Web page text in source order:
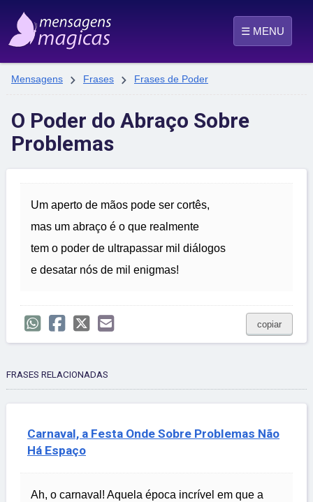
☰ MENU
Mensagens  Frases  Frases de Poder
O Poder do Abraço Sobre
Problemas
Um aperto de mãos pode ser cortês,
mas um abraço é o que realmente
tem o poder de ultrapassar mil diálogos
e desatar nós de mil enigmas!
copiar
FRASES RELACIONADAS
Carnaval, a Festa Onde Sobre Problemas Não
Há Espaço
Ah, o carnaval! Aquela época incrível em que a